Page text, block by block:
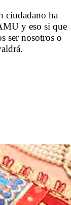
ciudadano ha
y eso si que
ser nosotros o